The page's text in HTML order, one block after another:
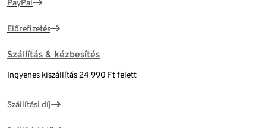
PayPal
Előrefizetés
Szállítás & kézbesítés
Ingyenes kiszállítás 24 990 Ft felett
Szállítási díj